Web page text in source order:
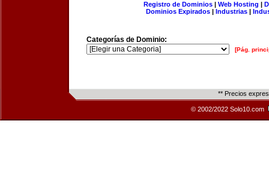
Registro de Dominios| Web Hosting |
Dominios Expirados | Industrias |
Categorías de Dominio:
[Pág.
** Precios
© 2002/2022 Solo10.com